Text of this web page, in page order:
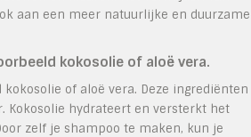
aan een meer natuurlijke en duurzame
kokosolie of aloë vera.
of aloë vera. Deze ingrediënten
Kokosolie hydrateert en versterkt het
zelf je shampoo te maken, kun je